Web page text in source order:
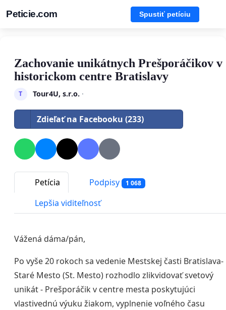
Peticie.com Spustiť petíciu
Zachovanie unikátnych Prešporáčikov v
historickom centre Bratislavy
T Tour4U, s.r.o.·
Zdieľať na Facebooku (233)
Petícia Podpisy 1 068
Lepšia viditeľnosť
Vážená dáma/pán,
Po vyše 20 rokoch sa vedenie Mestskej časti Bratislava-
Staré Mesto (St. Mesto) rozhodlo zlikvidovať svetový
unikát - Prešporáčik v centre mesta poskytujúci
vlastivednú výuku žiakom, vyplnenie voľného času